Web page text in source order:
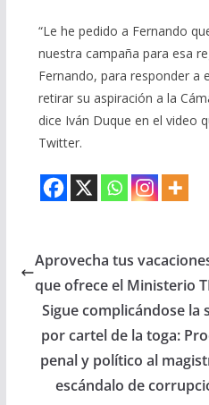
“Le he pedido a Fernando
nuestra campaña para esa
Fernando, para responder a
retirar su aspiración a la
dice Iván Duque en el video
Twitter.
Aprovecha tus
que ofrece el Ministerio
Sigue complicándose la
por cartel de la toga:
penal y político al
escándalo de